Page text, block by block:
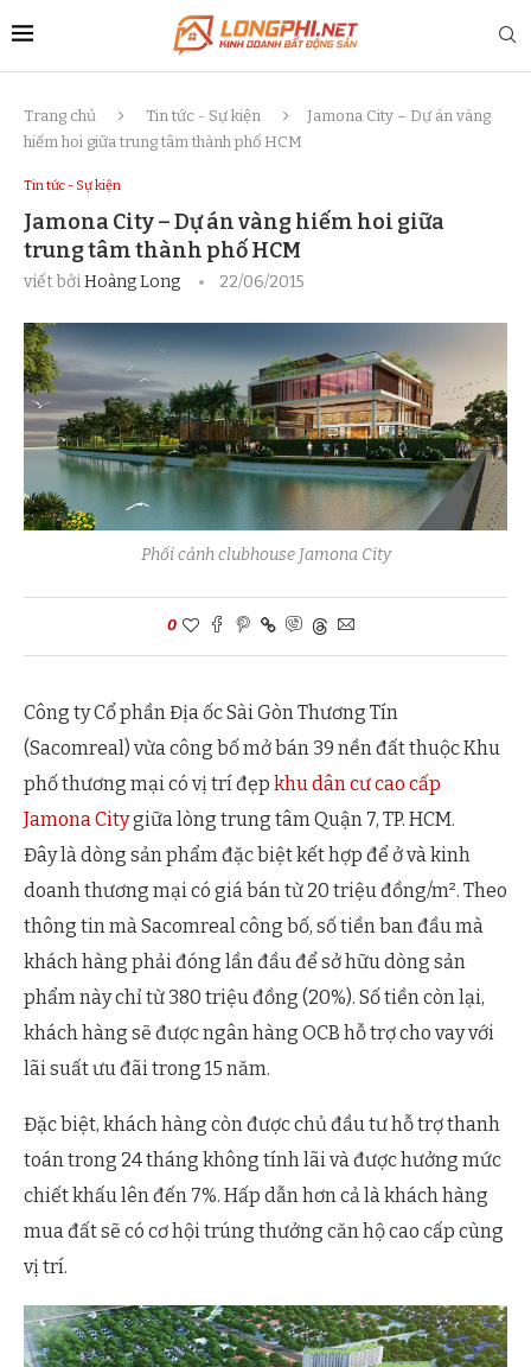
Trang chủ Tin tức - Sự kiện
​Jamona City – Dự án vàng
hiếm hoi giữa trung tâm thành phố HCM
Tin tức - Sự kiện
​Jamona City – Dự án vàng hiếm hoi giữa
trung tâm thành phố HCM
viết bởiHoàng Long 22/06/2015
Phối cảnh clubhouse Jamona City
0
Công ty Cổ phần Địa ốc Sài Gòn Thương Tín
(Sacomreal) vừa công bố mở bán 39 nền đất thuộc Khu
phố thương mại có vị trí đẹp khu dân cư cao cấp
Jamona Citygiữa lòng trung tâm Quận 7, TP. HCM.
Đây là dòng sản phẩm đặc biệt kết hợp để ở và kinh
doanh thương mại có giá bán từ 20 triệu đồng/m². Theo
thông tin mà Sacomreal công bố, số tiền ban đầu mà
khách hàng phải đóng lần đầu để sở hữu dòng sản
phẩm này chỉ từ 380 triệu đồng (20%). Số tiền còn lại,
khách hàng sẽ được ngân hàng OCB hỗ trợ cho vay với
lãi suất ưu đãi trong 15 năm.
Đặc biệt, khách hàng còn được chủ đầu tư hỗ trợ thanh
toán trong 24 tháng không tính lãi và được hưởng mức
chiết khấu lên đến 7%. Hấp dẫn hơn cả là khách hàng
mua đất sẽ có cơ hội trúng thưởng căn hộ cao cấp cùng
vị trí.